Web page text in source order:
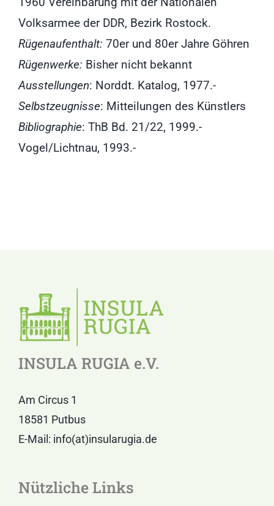
Volksarmee der DDR, Bezirk Rostock.
Rügenaufenthalt: 70er und 80er Jahre Göhren
Rügenwerke: Bisher nicht bekannt
Ausstellungen: Norddt. Katalog, 1977.-
Selbstzeugnisse: Mitteilungen des Künstlers
Bibliographie: ThB Bd. 21/22, 1999.-
Vogel/Lichtnau, 1993.-
INSULA RUGIA e.V.
Am Circus 1
18581 Putbus
E-Mail: info(at)insularugia.de
Nützliche Links